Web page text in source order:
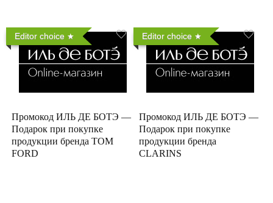
Editor choice
Промокод ИЛЬ ДЕ БОТЭ —
Подарок при покупке
продукции бренда TOM
FORD
Editor choice
Промокод ИЛЬ ДЕ БОТЭ —
Подарок при покупке
продукции бренда
CLARINS